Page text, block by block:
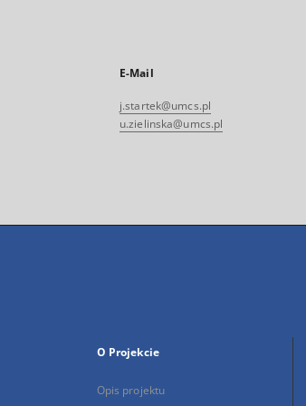
E-Mail
j.startek@umcs.pl
u.zielinska@umcs.pl
O Projekcie
Opis projektu